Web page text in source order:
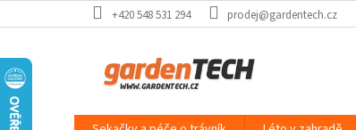
na
+420 548 531 294 prodej@gardentech.cz